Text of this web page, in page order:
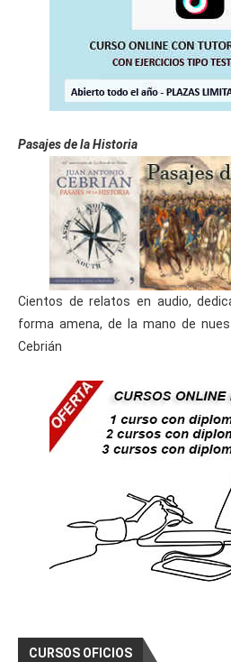
Pasajes de la Historia
Cientos de relatos en audio,
forma amena, de la mano de
Cebrián
CURSOS OFICIOS